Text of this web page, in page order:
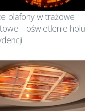
plafony witrażowe
- oświetlenie holu